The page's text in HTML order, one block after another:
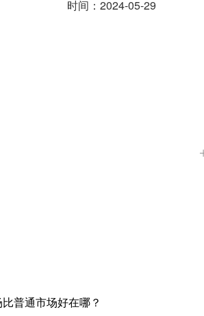
时间：2024-05-29
普通市场好在哪？